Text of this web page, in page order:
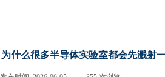
为什么很多半导体实验室都会先溅射